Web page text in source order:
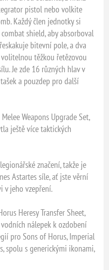
pistol nebo volkite
Každý člen jednotky si
shield, aby absorboval
bitevní pole, a dva
těžkou řetězovou
Je zde 16 různých hlav v
a pouzdер pro další
Weapons Upgrade Set,
ještě více taktických
značení, takže je
Astartes síle, ať jste věrní
v jeho vzepření.
Heresy Transfer Sheet,
nálepek k ozdobení
pro Sons of Horus, Imperial
spolu s generickými ikonami,